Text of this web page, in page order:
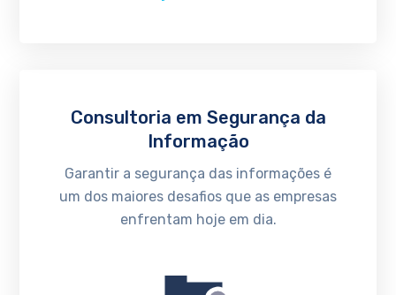
Consultoria em Segurança da
Informação
Garantir a segurança das informações é
um dos maiores desafios que as empresas
enfrentam hoje em dia.